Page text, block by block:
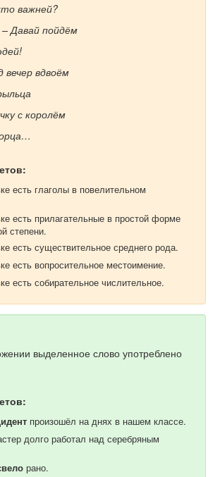
важней?
– Давай пойдём
вдвоём
с королём
есть глаголы в повелительном
есть прилагательные в простой форме
степени.
есть существительное среднего рода.
есть вопросительное местоимение.
есть собирательное числительное.
выделенное слово употреблено
произошёл на днях в нашем классе.
долго работал над серебряным
рано.